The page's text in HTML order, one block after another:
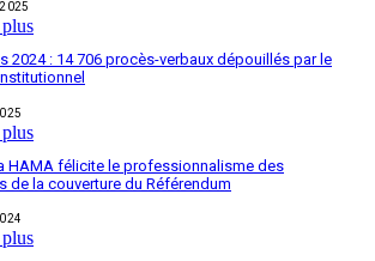
2024 : 14 706 procès-verbaux dépouillés par le
HAMA félicite le professionnalisme des
de la couverture du Référendum